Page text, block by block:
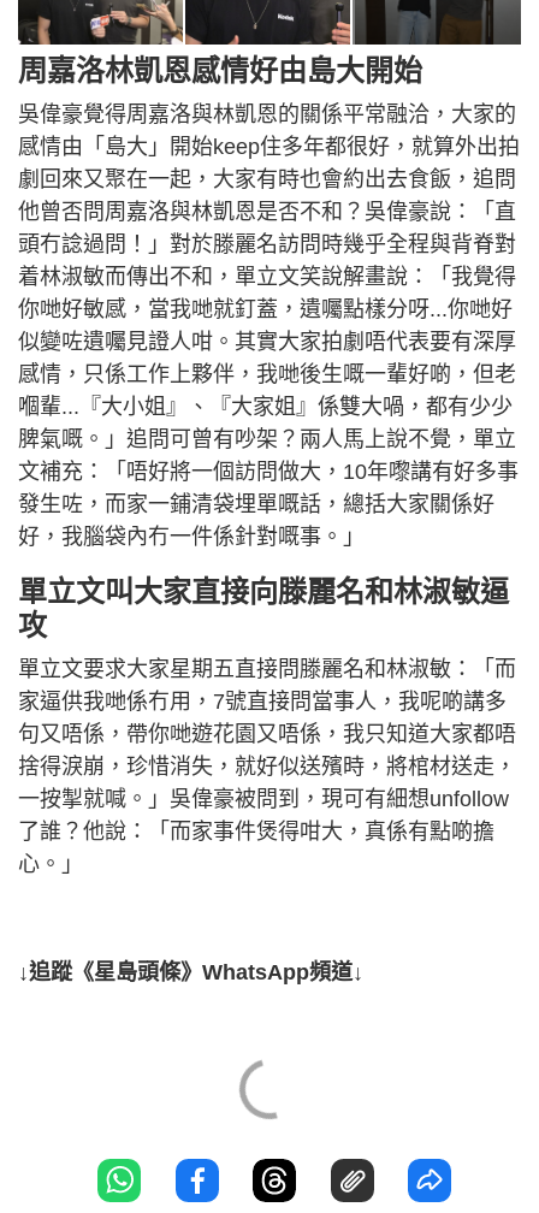
周嘉洛林凱恩感情好由島大開始
吳偉豪覺得周嘉洛與林凱恩的關係平常融洽，大家的
感情由「島大」開始keep住多年都很好，就算外出拍
劇回來又聚在一起，大家有時也會約出去食飯，追問
他曾否問周嘉洛與林凱恩是否不和？吳偉豪說：「直
頭冇諗過問！」對於滕麗名訪問時幾乎全程與背脊對
着林淑敏而傳出不和，單立文笑說解畫說：「我覺得
你哋好敏感，當我哋就釘蓋，遺囑點樣分呀...你哋好
似變咗遺囑見證人咁。其實大家拍劇唔代表要有深厚
感情，只係工作上夥伴，我哋後生嘅一輩好啲，但老
嗰輩...『大小姐』、『大家姐』係雙大喎，都有少少
脾氣嘅。」追問可曾有吵架？兩人馬上說不覺，單立
文補充：「唔好將一個訪問做大，10年嚟講有好多事
發生咗，而家一鋪清袋埋單嘅話，總括大家關係好
好，我腦袋內冇一件係針對嘅事。」
單立文叫大家直接向滕麗名和林淑敏逼
攻
單立文要求大家星期五直接問滕麗名和林淑敏：「而
家逼供我哋係冇用，7號直接問當事人，我呢啲講多
句又唔係，帶你哋遊花園又唔係，我只知道大家都唔
捨得淚崩，珍惜消失，就好似送殯時，將棺材送走，
一按掣就喊。」吳偉豪被問到，現可有細想unfollow
了誰？他說：「而家事件煲得咁大，真係有點啲擔
心。」
↓追蹤《星島頭條》WhatsApp頻道↓